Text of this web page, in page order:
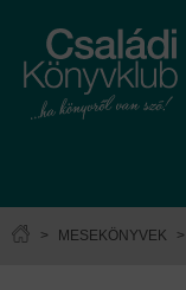
> MESEKÖNYVEK >